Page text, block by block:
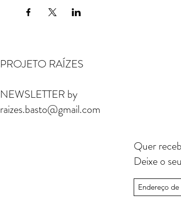
PROJETO RAÍZES
NEWSLETTER by
raizes.basto@gmail.com
Quer
Deixe o